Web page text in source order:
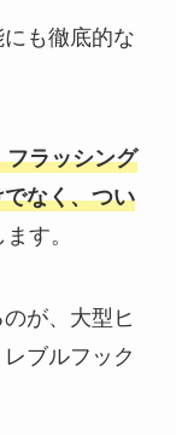
も徹底的な
フラッシング
なく、つい
ます。
が、大型ヒ
ブルフック